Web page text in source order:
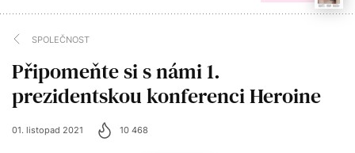
SPOLEČNOST
Připomeňte si s námi 1.
prezidentskou konferenci Heroine
01. listopad 2021 10 468